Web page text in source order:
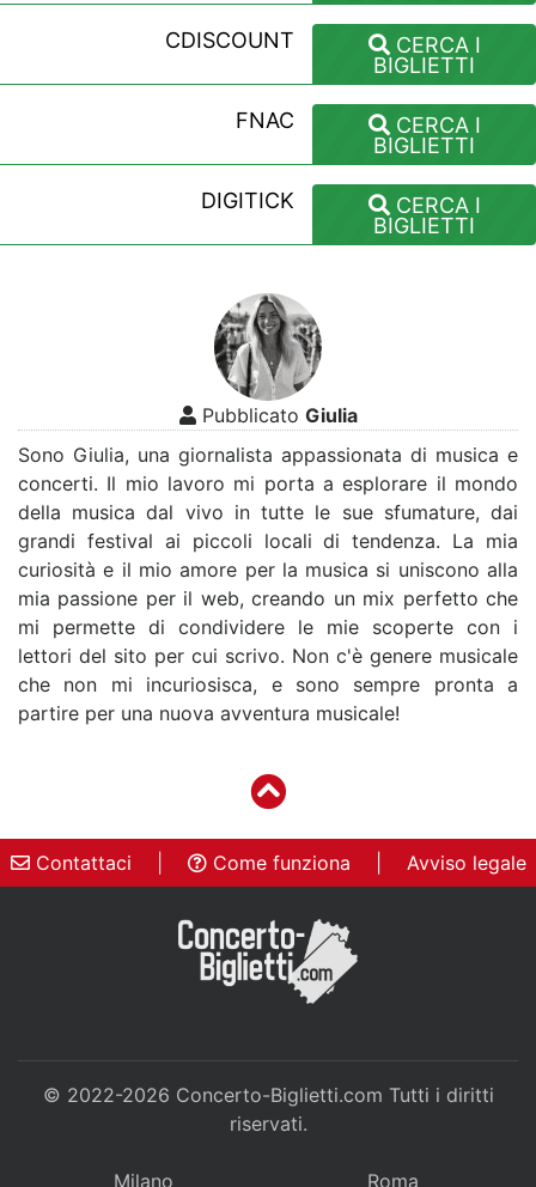
CDISCOUNT
CERCA I
BIGLIETTI
FNAC
CERCA I
BIGLIETTI
DIGITICK
CERCA I
BIGLIETTI
Pubblicato Giulia
Sono Giulia, una giornalista appassionata di musica e
concerti. Il mio lavoro mi porta a esplorare il mondo
della musica dal vivo in tutte le sue sfumature, dai
grandi festival ai piccoli locali di tendenza. La mia
curiosità e il mio amore per la musica si uniscono alla
mia passione per il web, creando un mix perfetto che
mi permette di condividere le mie scoperte con i
lettori del sito per cui scrivo. Non c'è genere musicale
che non mi incuriosisca, e sono sempre pronta a
partire per una nuova avventura musicale!
Contattaci Come funziona Avviso legale
© 2022-2026 Concerto-Biglietti.com Tutti i diritti
riservati.
Milano Roma